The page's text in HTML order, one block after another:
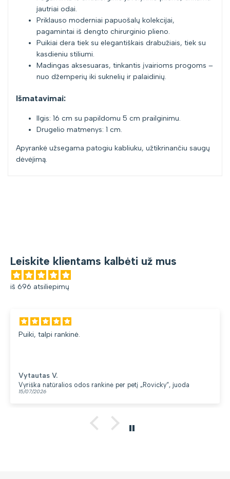
jautriai odai.
Priklauso moderniai papuošalų kolekcijai,
pagamintai iš dengto chirurginio plieno.
Puikiai dera tiek su elegantiškais drabužiais, tiek su
kasdieniu stiliumi.
Madingas aksesuaras, tinkantis įvairioms progoms –
nuo džemperių iki suknelių ir palaidinių.
Išmatavimai:
Ilgis: 16 cm su papildomu 5 cm prailginimu.
Drugelio matmenys: 1 cm.
Apyrankė užsegama patogiu kabliuku, užtikrinančiu saugų
dėvėjimą.
Leiskite klientams kalbėti už mus
iš 696 atsiliepimų
rankinė per petį „Rovicky“, juoda Kuprinė moterims